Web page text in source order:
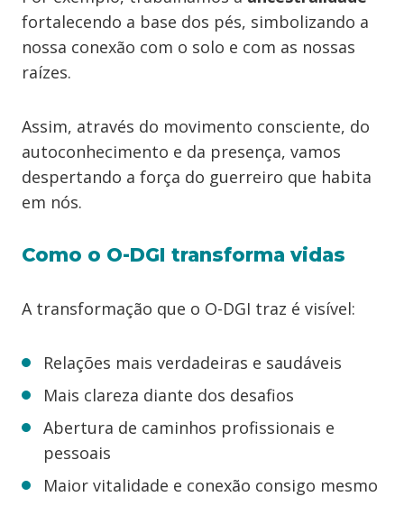
fortalecendo a base dos pés, simbolizando a
nossa conexão com o solo e com as nossas
raízes.
Assim, através do movimento consciente, do
autoconhecimento e da presença, vamos
despertando a força do guerreiro que habita
em nós.
Como o O-DGI transforma vidas
A transformação que o O-DGI traz é visível:
Relações mais verdadeiras e saudáveis
Mais clareza diante dos desafios
Abertura de caminhos profissionais e
pessoais
Maior vitalidade e conexão consigo mesmo